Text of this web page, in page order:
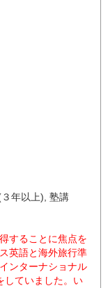
年以上), 塾講
することに焦点を
英語と海外旅行準
ンターナショナル
していました。い